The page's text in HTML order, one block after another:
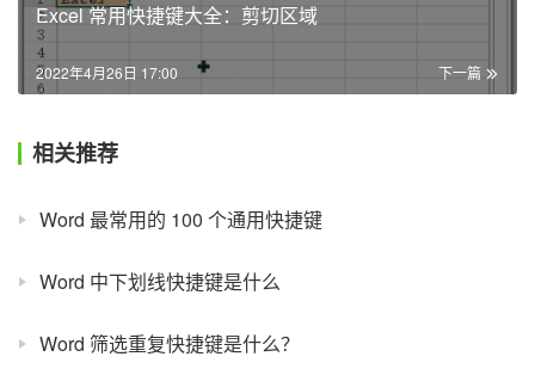
Excel 常用快捷键大全：剪切区域
下一篇
2022年4月26日 17:00
相关推荐
Word 最常用的 100 个通用快捷键
Word 中下划线快捷键是什么
Word 筛选重复快捷键是什么？